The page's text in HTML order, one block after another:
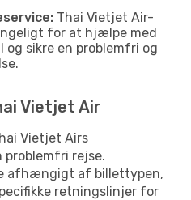
Thai Vietjet Air-
for at hjælpe med
og sikre en problemfri og
Vietjet Air
Vietjet Airs
rejse.
afhængigt af billettypen,
retningslinjer for